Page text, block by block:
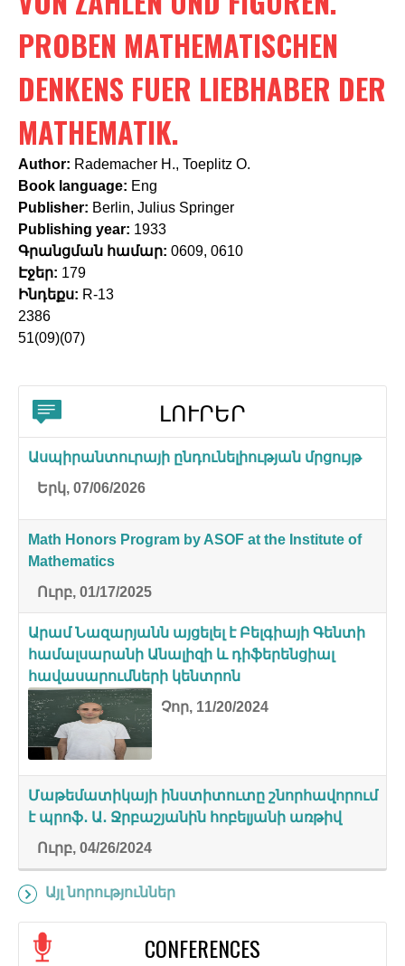
h
f
o
r
m
PROBEN MATHEMATISCHEN
DENKENS FUER LIEBHABER DER
MATHEMATIK.
Author: Rademacher H., Toeplitz O.
Book language: Eng
Publisher: Berlin, Julius Springer
Publishing year: 1933
Գրանցման համար: 0609, 0610
Էջեր: 179
Ինդեքս: R-13
2386
51(09)(07)
ԼՈՒՐԵՐ
Ասպիրանտուրայի ընդունելիության մրցույթ
Երկ, 07/06/2026
Math Honors Program by ASOF at the Institute of
Mathematics
Ուրբ, 01/17/2025
Արամ Նազարյանն այցելել է Բելգիայի Գենտի
համալսարանի Անալիզի և դիֆերենցիալ
հավասարումների կենտրոն
Չոր, 11/20/2024
Մաթեմատիկայի ինստիտուտը շնորհավորում
է պրոֆ․ Ա․ Ջրբաշյանին հոբելյանի առթիվ
Ուրբ, 04/26/2024
Այլ նորություններ
CONFERENCES